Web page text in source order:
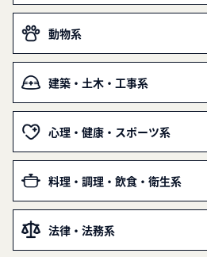
動物系
建築・土木・工事系
心理・健康・スポーツ系
料理・調理・飲食・衛生系
法律・法務系